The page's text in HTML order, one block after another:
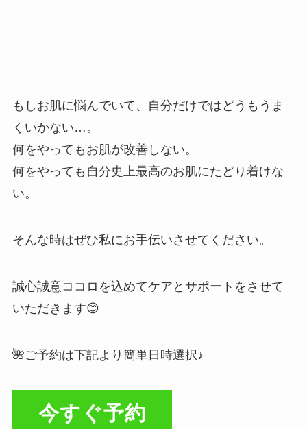
もしお肌に悩んでいて、自分だけではどうもうま
くいかない…。
何をやってもお肌が改善しない。
何をやっても自分史上最高のお肌にたどり着けな
い。
そんな時はぜひ私にお手伝いさせてください。
誠心誠意ココロを込めてケアとサポートをさせて
いただきます😊
🌺ご予約は下記より簡単日時選択♪
今すぐ予約